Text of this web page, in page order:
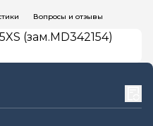
Вопросы и отзывы